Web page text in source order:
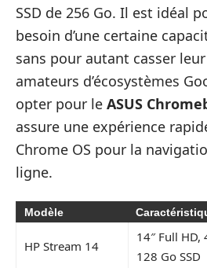
SSD de 256 Go. Il est idéal
besoin d’une certaine
sans pour autant casser
amateurs d’écosystèmes
opter pour le ASUS
assure une expérience
Chrome OS pour la
ligne.
Modèle
HP Stream 14
14″ Full HD,
128 Go SSD